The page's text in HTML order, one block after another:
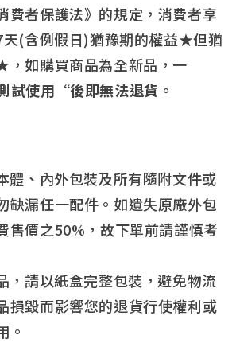
者保護法》的規定，消費者享
天(含例假日)猶豫期的權益★但猶
如購買商品為全新品，一
使用“後即無法退貨。
體、內外包裝及所有隨附文件或
缺漏任一配件。如遺失原廠外包
售價之50%，故下單前請謹慎考
，請以紙盒完整包裝，避免物流
損毀而影響您的退貨行使權利或
。